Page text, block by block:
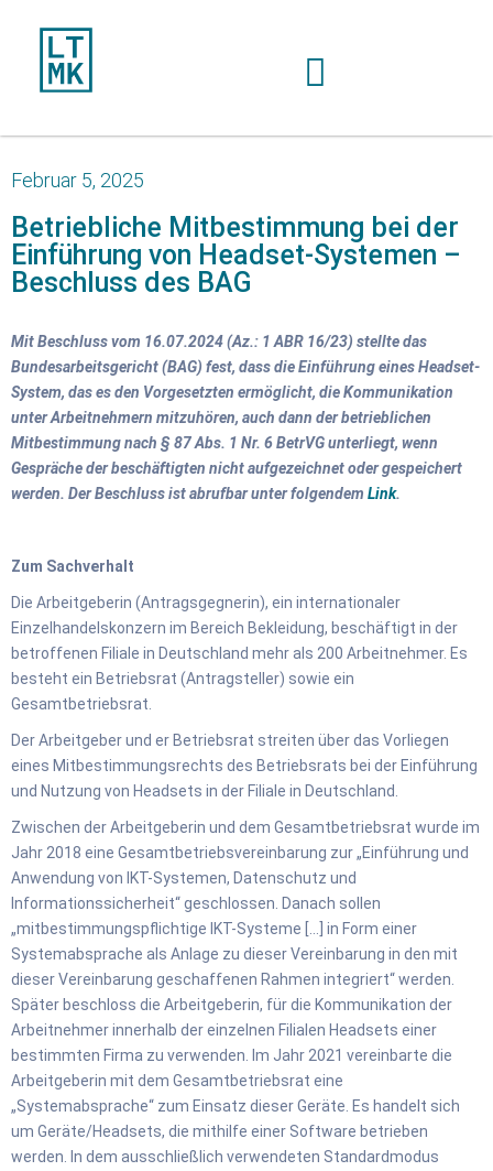
Februar 5, 2025
Betriebliche Mitbestimmung bei der
Einführung von Headset-Systemen –
Beschluss des BAG
Mit Beschluss vom 16.07.2024 (Az.: 1 ABR 16/23) stellte das
Bundesarbeitsgericht (BAG) fest, dass die Einführung eines Headset-
System, das es den Vorgesetzten ermöglicht, die Kommunikation
unter Arbeitnehmern mitzuhören, auch dann der betrieblichen
Mitbestimmung nach § 87 Abs. 1 Nr. 6 BetrVG unterliegt, wenn
Gespräche der beschäftigten nicht aufgezeichnet oder gespeichert
werden. Der Beschluss ist abrufbar unter folgendem Link.
Zum Sachverhalt
Die Arbeitgeberin (Antragsgegnerin), ein internationaler
Einzelhandelskonzern im Bereich Bekleidung, beschäftigt in der
betroffenen Filiale in Deutschland mehr als 200 Arbeitnehmer. Es
besteht ein Betriebsrat (Antragsteller) sowie ein
Gesamtbetriebsrat.
Der Arbeitgeber und er Betriebsrat streiten über das Vorliegen
eines Mitbestimmungsrechts des Betriebsrats bei der Einführung
und Nutzung von Headsets in der Filiale in Deutschland.
Zwischen der Arbeitgeberin und dem Gesamtbetriebsrat wurde im
Jahr 2018 eine Gesamtbetriebsvereinbarung zur „Einführung und
Anwendung von IKT-Systemen, Datenschutz und
Informationssicherheit“ geschlossen. Danach sollen
„mitbestimmungspflichtige IKT-Systeme […] in Form einer
Systemabsprache als Anlage zu dieser Vereinbarung in den mit
dieser Vereinbarung geschaffenen Rahmen integriert“ werden.
Später beschloss die Arbeitgeberin, für die Kommunikation der
Arbeitnehmer innerhalb der einzelnen Filialen Headsets einer
bestimmten Firma zu verwenden. Im Jahr 2021 vereinbarte die
Arbeitgeberin mit dem Gesamtbetriebsrat eine
„Systemabsprache“ zum Einsatz dieser Geräte. Es handelt sich
um Geräte/Headsets, die mithilfe einer Software betrieben
werden. In dem ausschließlich verwendeten Standardmodus